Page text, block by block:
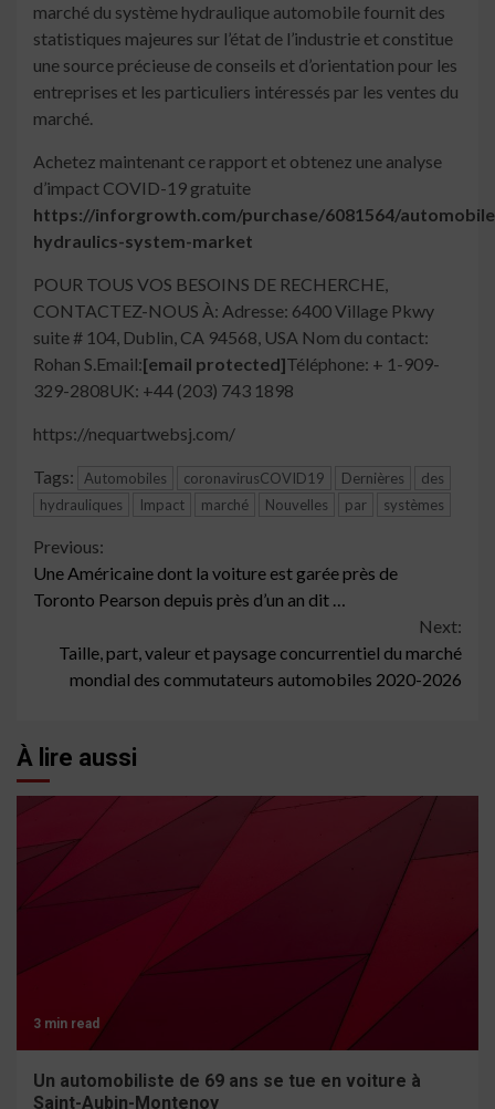
marché du système hydraulique automobile fournit des
statistiques majeures sur l’état de l’industrie et constitue
une source précieuse de conseils et d’orientation pour les
entreprises et les particuliers intéressés par les ventes du
marché.
Achetez maintenant ce rapport et obtenez une analyse
d’impact COVID-19 gratuite
https://inforgrowth.com/purchase/6081564/
hydraulics-system-market
POUR TOUS VOS BESOINS DE RECHERCHE,
CONTACTEZ-NOUS À: Adresse: 6400 Village Pkwy
suite # 104, Dublin, CA 94568, USA Nom du contact:
Rohan S.Email:[email protected]Téléphone: + 1-909-
329-2808UK: +44 (203) 743 1898
https://nequartwebsj.com/
Tags: Automobiles coronavirusCOVID19 Dernières
des
hydrauliques
Impact marché Nouvelles par systèmes
Continue
Reading
Previous:
Une Américaine dont la voiture est garée près de
Toronto Pearson depuis près d’un an dit …
Next:
Taille, part, valeur et paysage concurrentiel du marché
mondial des commutateurs automobiles 2020-2026
À lire aussi
3 min read
Un automobiliste de 69 ans se tue en voiture à
Saint-Aubin-Montenoy